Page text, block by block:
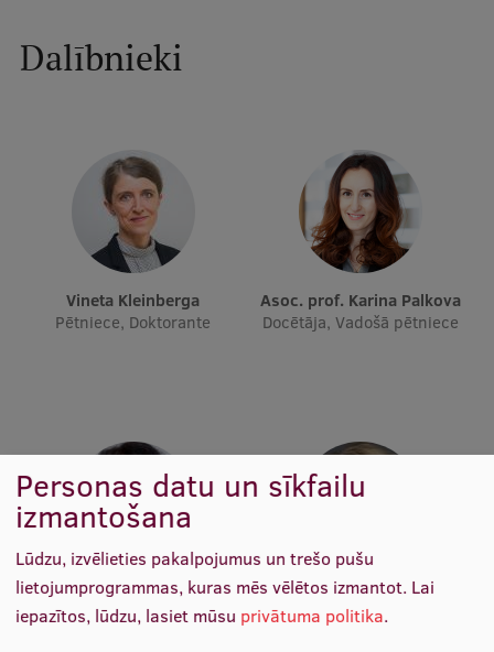
Ētikas un līdztiesības mācības
Atvērtā universitāte
Sagatavošanas kursi
Profesionālās pilnveides kursi
Pētniecība
Zinātniskie institūti un laboratorijas
Dalībnieki
Vineta Kleinberga
Pētniece, Doktorante
Asoc. prof. Karina Palkova
Docētāja, Vadošā pētniece
Asoc. prof. Dina Bite
Docētāja, Vadošā pētniece
Lekt. Lolita Vija Neimane
Studiju programmas
Personas datu un sīkfailu
izmantošana
Lūdzu, izvēlieties pakalpojumus un trešo pušu
lietojumprogrammas, kuras mēs vēlētos izmantot. Lai
iepazītos, lūdzu, lasiet mūsu privātuma politika.